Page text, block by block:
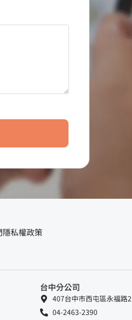
隱私權政策
台中分公司
407台中市西屯區永福路
04-2463-2390